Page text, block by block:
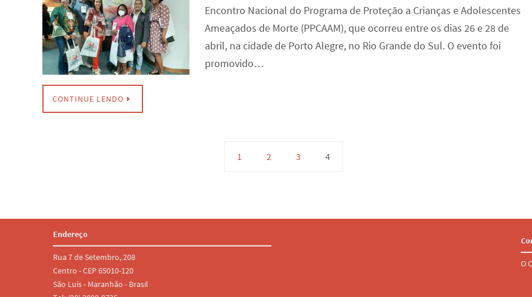
Encontro Nacional do Programa de Proteção a Crianças e Adolescentes
Ameaçados de Morte (PPCAAM), que ocorreu entre os dias 26 e 28 de
abril, na cidade de Porto Alegre, no Rio Grande do Sul. O evento foi
promovido…
CONTINUE LENDO
1 2 3 4
Endereço
Rua 7 de Setembro, 208
Centro - CEP 65010-120
São Luís - Maranhão - Brasil
O